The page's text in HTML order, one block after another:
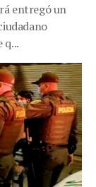
entregó un
q...